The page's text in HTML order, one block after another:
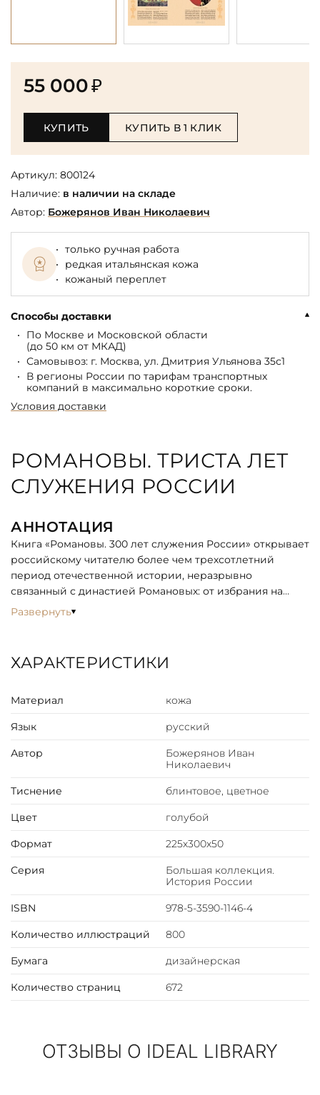
55 000₽
КУПИТЬ КУПИТЬ В 1 КЛИК
Артикул: 800124
Наличие: в наличии на складе
Автор: Божерянов Иван Николаевич
только ручная работа
редкая итальянская кожа
кожаный переплет
Способы доставки
По Москве и Московской области
(до 50 км от МКАД)
Самовывоз: г. Москва, ул. Дмитрия Ульянова 35с1
В регионы России по тарифам транспортных
компаний в максимально короткие сроки.
Условия доставки
РОМАНОВЫ. ТРИСТА ЛЕТ
СЛУЖЕНИЯ РОССИИ
АННОТАЦИЯ
Книга «Романовы. 300 лет служения России» открывает
российскому читателю более чем трехсотлетний
период отечественной истории, неразрывно
связанный с династией Романовых: от избрания на
царство Михаила Федоровича до последнего
ОПИСАНИЕ
Подарочное издание в ручном кожаном переплете.
кожа двух цветов. Каптал из шелковых нитей. Ляссе
Украшение переплета: блинтовое тиснение, тиснение
полиграфической фольгой, виниловая наклейка
Развернуть
ХАРАКТЕРИСТИКИ
Материал кожа
Язык русский
Автор
Божерянов Иван
Николаевич
Тиснение блинтовое, цветное
Цвет голубой
Формат 225х300х50
Серия
Большая коллекция.
История России
ISBN 978-5-3590-1146-4
Количество иллюстраций 800
Бумага дизайнерская
Количество страниц 672
ОТЗЫВЫ О IDEAL LIBRARY